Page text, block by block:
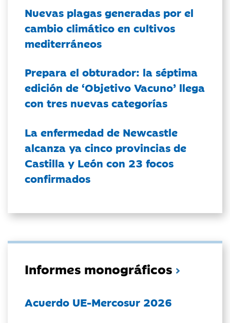
Nuevas plagas generadas por el
cambio climático en cultivos
mediterráneos
Prepara el obturador: la séptima
edición de ‘Objetivo Vacuno’ llega
con tres nuevas categorías
La enfermedad de Newcastle
alcanza ya cinco provincias de
Castilla y León con 23 focos
confirmados
Informes monográficos
Acuerdo UE-Mercosur 2026